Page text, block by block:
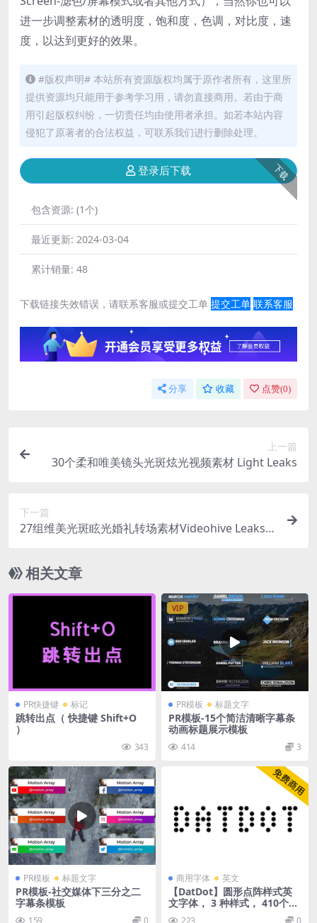
进一步调整素材的透明度，饱和度，色调，对比度，速
度，以达到更好的效果。
#版权声明# 本站所有资源版权均属于原作者所有，这里所
提供资源均只能用于参考学习用，请勿直接商用。若由于商
用引起版权纠纷，一切责任均由使用者承担。如若本站内容
侵犯了原著者的合法权益，可联系我们进行删除处理。
下载
登录后下载
包含资源: (1个)
最近更新: 2024-03-04
累计销量: 48
下载链接失效错误，请联系客服或提交工单 提交工单 联系客服
分享 收藏 点赞(0)
上一篇
30个柔和唯美镜头光斑炫光视频素材 Light Leaks
下一篇
27组维美光斑眩光婚礼转场素材Videohive Leaks
相关文章
PR快捷键 标记
跳转出点（ 快捷键 Shift+O
）
343
VIP
PR模板 标题文字
PR模板-15个简洁清晰字幕条
动画标题展示模板
414 3
PR模板 标题文字
PR模板-社交媒体下三分之二
字幕条模板
159 0
商用字体 英文
【DatDot】圆形点阵样式英
文字体， 3 种样式， 410个字
形 223 0